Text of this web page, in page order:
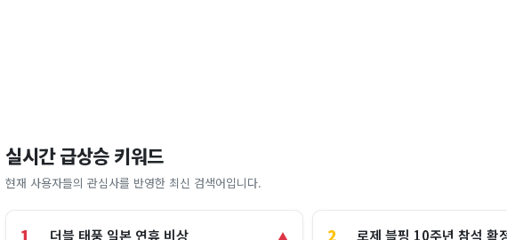
실시간 급상승 키워드
현재 사용자들의 관심사를 반영한 최신 검색어입니다.
더블 태풍 일본 연휴 비상 ▲ 2 로제 블핑 10주년 참석 확